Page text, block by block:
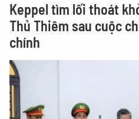
Keppel tìm lối thoát
Thủ Thiêm sau cuộc
chính